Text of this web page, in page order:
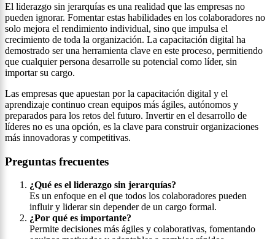
El liderazgo sin jerarquías es una realidad que las empresas no
pueden ignorar. Fomentar estas habilidades en los colaboradores no
solo mejora el rendimiento individual, sino que impulsa el
crecimiento de toda la organización. La capacitación digital ha
demostrado ser una herramienta clave en este proceso, permitiendo
que cualquier persona desarrolle su potencial como líder, sin
importar su cargo.
Las empresas que apuestan por la capacitación digital y el
aprendizaje continuo crean equipos más ágiles, autónomos y
preparados para los retos del futuro. Invertir en el desarrollo de
líderes no es una opción, es la clave para construir organizaciones
más innovadoras y competitivas.
Preguntas frecuentes
¿Qué es el liderazgo sin jerarquías?
Es un enfoque en el que todos los colaboradores pueden
influir y liderar sin depender de un cargo formal.
¿Por qué es importante?
Permite decisiones más ágiles y colaborativas, fomentando